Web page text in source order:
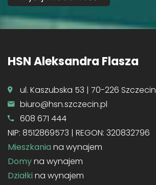
HSN Aleksandra Flasza
ul. Kaszubska 53 | 70-226 Szczecin
biuro@hsn.szczecin.pl
608 671 444
NIP: 8512869573 | REGON: 320832796
Mieszkania na wynajem
Domyna wynajem
Działki na wynajem